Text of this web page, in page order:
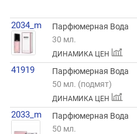
2034_m
Парфюмерная Вода
30 мл.
ДИНАМИКА ЦЕН
41919
Парфюмерная Вода
50 мл. (подмят)
ДИНАМИКА ЦЕН
2033_m
Парфюмерная Вода
50 мл.